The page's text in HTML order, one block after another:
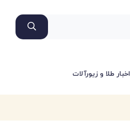
اخبار طلا و زیورآلات